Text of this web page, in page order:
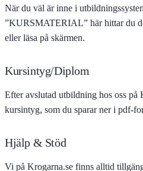
När du väl är inne i
”KURSMATERIAL” här hittar du
eller läsa på skärmen.
Kursintyg/Diplom
Efter avslutad utbildning hos oss på
kursintyg, som du sparar ner i pdf-
Hjälp & Stöd
Vi på Krogarna.se finns alltid